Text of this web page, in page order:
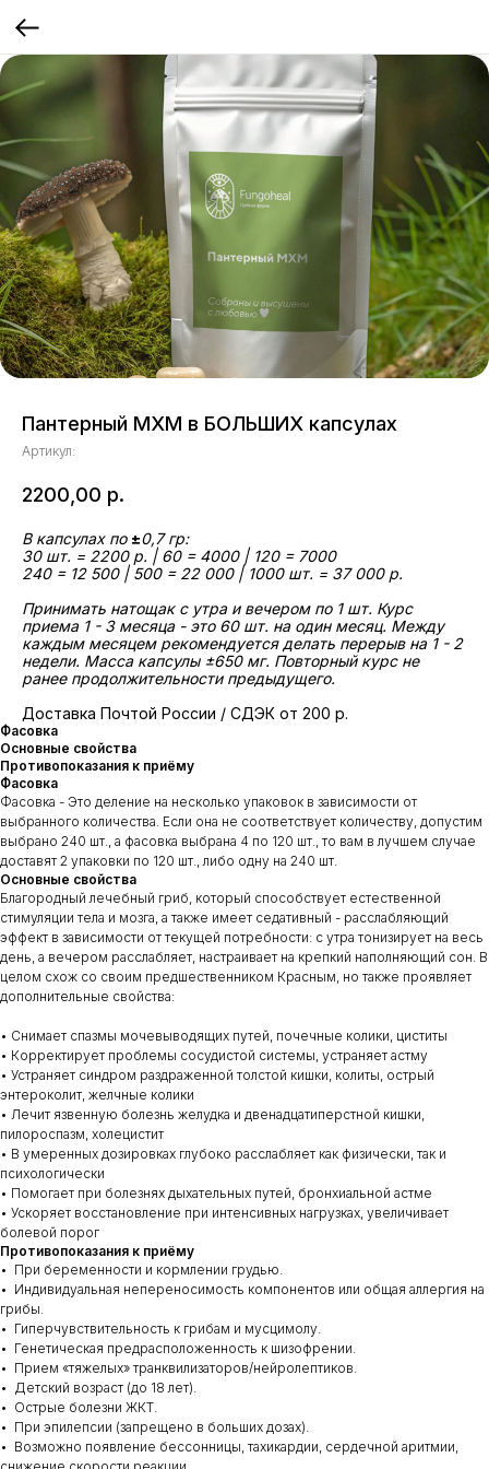
Пантерный МХМ в БОЛЬШИХ капсулах
Артикул:
2200,00 р.
В капсулах по ±0,7 гр:
30 шт. = 2200 р. | 60 = 4000 | 120 = 7000
240 = 12 500 | 500 = 22 000 | 1000 шт. = 37 000 р.
Принимать натощак с утра и вечером по 1 шт. Курс
приема 1 - 3 месяца - это 60 шт. на один месяц. Между
каждым месяцем рекомендуется делать перерыв на 1 - 2
недели. Масса капсулы ±650 мг. Повторный курс не
ранее продолжительности предыдущего.
Доставка Почтой России / СДЭК от 200 р.
Фасовка
Основные свойства
Противопоказания к приёму
Фасовка
Фасовка - Это деление на несколько упаковок в зависимости от
выбранного количества. Если она не соответствует количеству, допустим
выбрано 240 шт., а фасовка выбрана 4 по 120 шт., то вам в лучшем случае
доставят 2 упаковки по 120 шт., либо одну на 240 шт.
Основные свойства
Благородный лечебный гриб, который способствует естественной
стимуляции тела и мозга, а также имеет седативный - расслабляющий
эффект в зависимости от текущей потребности: c утра тонизирует на весь
день, а вечером расслабляет, настраивает на крепкий наполняющий сон. В
целом схож со своим предшественником Красным, но также проявляет
дополнительные свойства:
• Снимает спазмы мочевыводящих путей, почечные колики, циститы
• Корректирует проблемы сосудистой системы, устраняет астму
• Устраняет синдром раздраженной толстой кишки, колиты, острый
энтероколит, желчные колики
• Лечит язвенную болезнь желудка и двенадцатиперстной кишки,
пилороспазм, холецистит
• В умеренных дозировках глубоко расслабляет как физически, так и
психологически
• Помогает при болезнях дыхательных путей, бронхиальной астме
• Ускоряет восстановление при интенсивных нагрузках, увеличивает
болевой порог
Противопоказания к приёму
• При беременности и кормлении грудью.
• Индивидуальная непереносимость компонентов или общая аллергия на
грибы.
• Гиперчувствительность к грибам и мусцимолу.
• Генетическая предрасположенность к шизофрении.
• Прием «тяжелых» транквилизаторов/нейролептиков.
• Детский возраст (до 18 лет).
• Острые болезни ЖКТ.
• При эпилепсии (запрещено в больших дозах).
• Возможно появление бессонницы, тахикардии, сердечной аритмии,